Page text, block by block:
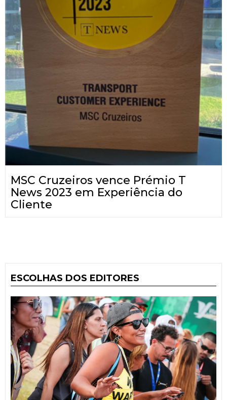
MSC Cruzeiros vence Prémio T
News 2023 em Experiência do
Cliente
ESCOLHAS DOS EDITORES